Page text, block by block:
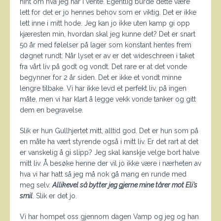
lett for det er jo hennes behov som er viktig. Det er ikke
lett inne i mitt hode. Jeg kan jo ikke uten kamp gi opp
kjæresten min, hvordan skal jeg kunne det? Det er snart
50 år med følelser på lager som konstant hentes frem
døgnet rundt. Når lyset er av er det wideschreen i taket
fra vårt liv på godt og vondt. Det rare er at det vonde
begynner for 2 år siden. Det er ikke et vondt minne
lengre tilbake. Vi har ikke levd et perfekt liv, på ingen
måte, men vi har klart å legge vekk vonde tanker og gitt
dem en begravelse.
Slik er hun Gullhjertet mitt, alltid god. Det er hun som på
en måte ha vært styrende også i mitt liv. Er det rart at det
er vanskelig å gi slipp? Jeg skal kanskje velge bort halve
mitt liv. Å besøke henne der vil jo ikke være i nærheten av
hva vi har hatt så jeg må nok gå mang en runde med
meg selv. Allikevel så bytter jeg gjerne mine tårer mot Eli’s
smil . Slik er det jo.
Vi har hompet oss gjennom dagen Vamp og jeg og han